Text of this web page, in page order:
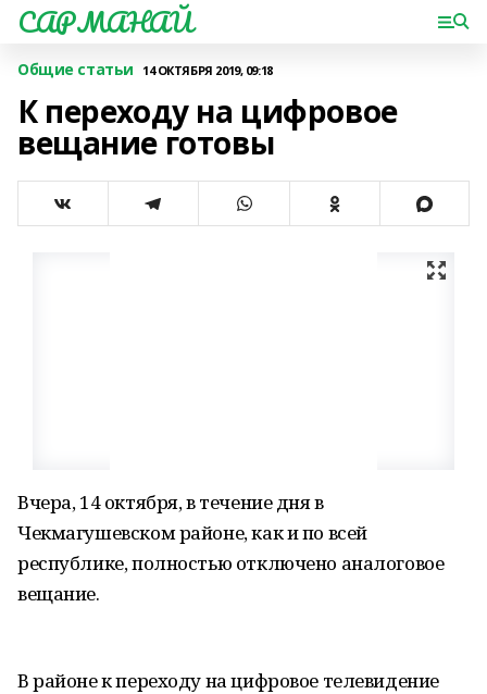
САРМАНАЙ
Общие статьи 14 ОКТЯБРЯ 2019, 09:18
К переходу на цифровое
вещание готовы
Вчера, 14 октября, в течение дня в
Чекмагушевском районе, как и по всей
республике, полностью отключено аналоговое
вещание.
В районе к переходу на цифровое телевидение